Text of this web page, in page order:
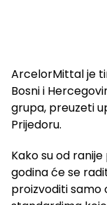
ArcelorMittal je
Bosni i
grupa, preuzeti
Prijedoru.
Kako su od
godina će se
proizvoditi samo